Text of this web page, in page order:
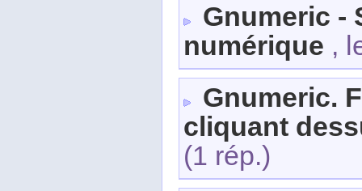
Gnumeric -
numérique ,
Gnumeric.
cliquant
(1 rép.)